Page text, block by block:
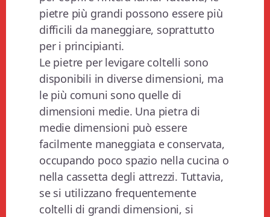
pietre più grandi possono essere più
difficili da maneggiare, soprattutto
per i principianti.
Le pietre per levigare coltelli sono
disponibili in diverse dimensioni, ma
le più comuni sono quelle di
dimensioni medie. Una pietra di
medie dimensioni può essere
facilmente maneggiata e conservata,
occupando poco spazio nella cucina o
nella cassetta degli attrezzi. Tuttavia,
se si utilizzano frequentemente
coltelli di grandi dimensioni, si